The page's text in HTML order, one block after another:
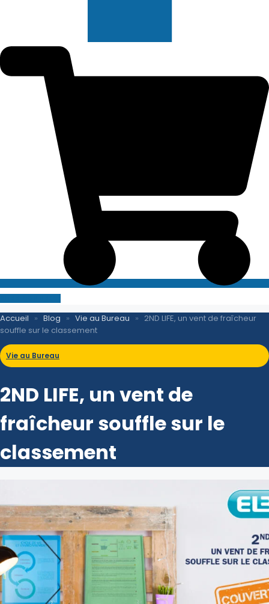
Accueil » Blog » Vie au Bureau » 2ND LIFE, un vent de fraîcheur
souffle sur le classement
Vie au Bureau
2ND LIFE, un vent de
fraîcheur souffle sur le
classement